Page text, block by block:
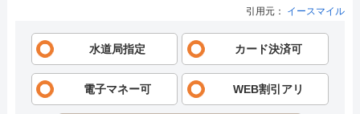
引用元： イースマイル
水道局指定 カード決済可
電子マネー可 WEB割引アリ